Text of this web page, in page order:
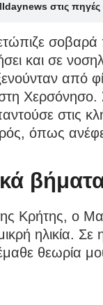
στις
σοβαρά
και σε
από
Χερσόνησο.
στις
όπως
Κρήτης, ο
ηλικία. Σε
θεωρία